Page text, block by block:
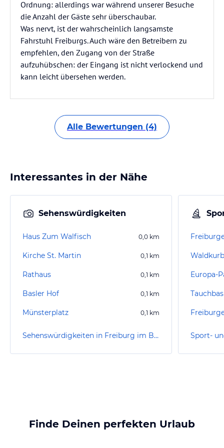
Ordnung: allerdings war während unserer Besuche
die Anzahl der Gäste sehr überschaubar.
Was nervt, ist der wahrscheinlich langsamste
Fahrstuhl Freiburgs. Auch wäre den Betreibern zu
empfehlen, den Zugang von der Straße
aufzuhübschen: der Eingang ist nicht verlockend und
kann leicht übersehen werden.
Alle Bewertungen (4)
Interessantes in der Nähe
Sehenswürdigkeiten
Haus Zum Walfisch 0,0 km
Kirche St. Martin 0,1 km
Rathaus 0,1 km
Basler Hof 0,1 km
Münsterplatz 0,1 km
Sehenswürdigkeiten in Freiburg im Breisgau
Europa-
Finde Deinen perfekten Urlaub